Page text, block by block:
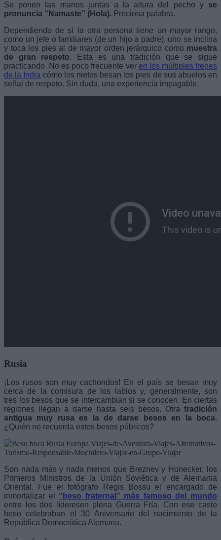
Se ponen las manos juntas a la altura del pecho yse
pronuncia “Namaste” (Hola). Preciosa palabra.
Dependiendo de si la otra persona tiene un mayor rango,
como un jefe o familiares (de un hijo a padre), uno se inclina
y toca los pies al de mayor orden jerárquico como muestra
de gran respeto. Esta es una tradición que se sigue
practicando. No es poco frecuente ver en los múltiples trenes
de la India cómo los nietos besan los pies de sus abuelos en
señal de respeto. Sin duda, una experiencia impagable.
Rusia
¡Los rusos son muy cachondos! En el país se besan muy
cerca de la comisura de los labios y, generalmente, son
tres los besos que se intercambian si se conocen. En ciertas
regiones llegan a darse hasta seis besos. Otra tradición
antigua muy rusa es la de darse besos en la boca.
¿Quién no recuerda estos besos públicos?
Son nada más y nada menos que Breznev y Honecker, los
Primeros Ministros de la Unión Soviética y de Alemania
Oriental. Fue el fotógrafo Regis Bossu el encargado de
inmortalizar el “beso fraternal” más famoso del mundo
entre los dos líderesen plena Guerra Fría. Con ese casto
beso celebraban el 30 Aniversario del nacimiento de la
República Democrática Alemana.